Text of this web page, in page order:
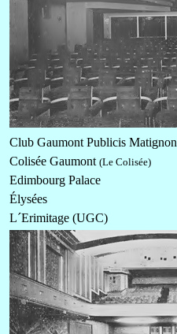
Club Gaumont Publicis Matignon
Colisée Gaumont (Le Colisée)
Edimbourg Palace
Élysées
L´Erimitage (UGC)